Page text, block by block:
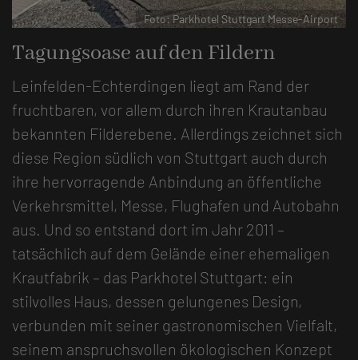
Airport Foto: Parkhotel Stuttgart Messe-
Tagungsoase auf den Fildern
Leinfelden-Echterdingen liegt am Rand der
fruchtbaren, vor allem durch ihren Krautanbau
bekannten Filderebene. Allerdings zeichnet sich
diese Region südlich von Stuttgart auch durch
ihre hervorragende Anbindung an öffentliche
Verkehrsmittel, Messe, Flughafen und Autobahn
aus. Und so entstand dort im Jahr 2011 –
tatsächlich auf dem Gelände einer ehemaligen
Krautfabrik – das Parkhotel Stuttgart: ein
stilvolles Haus, dessen gelungenes Design,
verbunden mit seiner gastronomischen Vielfalt,
seinem anspruchsvollen ökologischen Konzept